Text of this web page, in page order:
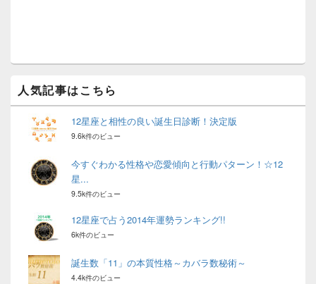
リ
人気記事はこちら
12星座と相性の良い誕生日診断！決定版
9.6k件のビュー
今すぐわかる性格や恋愛傾向と行動パターン！☆12
星...
9.5k件のビュー
12星座で占う2014年運勢ランキング!!
6k件のビュー
誕生数「11」の本質性格～カバラ数秘術～
4.4k件のビュー